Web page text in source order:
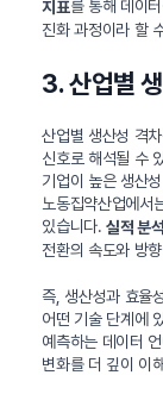
지표를 통해 데이
진화 과정이라 할
3. 산업별
산업별 생산성 격
신호로 해석될 수
기업이 높은 생산
노동집약산업에서
있습니다.실적 분
전환의 속도와 방
즉, 생산성과 효율
어떤 기술 단계에
예측하는 데이터
변화를 더 깊이 이